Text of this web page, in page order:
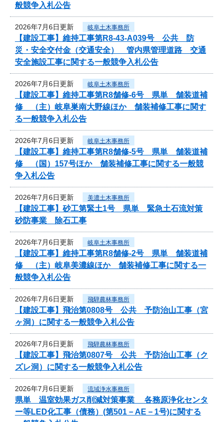
般競争入札公告
2026年7月6日更新 岐阜土木事務所
【建設工事】維持工事第R8-43-A039号 公共 防
災・安全交付金（交通安全） 管内県管理道路 交通
安全施設工事に関する一般競争入札公告
2026年7月6日更新 岐阜土木事務所
【建設工事】維持工事第R8舗修-6号 県単 舗装道補
修 （主）岐阜巣南大野線ほか 舗装補修工事に関す
る一般競争入札公告
2026年7月6日更新 岐阜土木事務所
【建設工事】維持工事第R8舗修-5号 県単 舗装道補
修 （国）157号ほか 舗装補修工事に関する一般競
争入札公告
2026年7月6日更新 美濃土木事務所
【建設工事】砂工第緊土1号 県単 緊急土石流対策
砂防事業 除石工事
2026年7月6日更新 岐阜土木事務所
【建設工事】維持工事第R8舗修-2号 県単 舗装道補
修 （主）岐阜美濃線ほか 舗装補修工事に関する一
般競争入札公告
2026年7月6日更新 飛騨農林事務所
【建設工事】飛治第0808号 公共 予防治山工事（宮
ヶ洞）に関する一般競争入札公告
2026年7月6日更新 飛騨農林事務所
【建設工事】飛治第0807号 公共 予防治山工事（ク
ズレ洞）に関する一般競争入札公告
2026年7月6日更新 流域浄水事務所
県単 温室効果ガス削減対策事業 各務原浄化センタ
ー等LED化工事（債務）(第501－AE－1号)に関する